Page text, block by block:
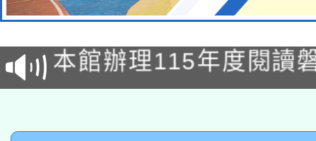
招甄選結果公告(無人
招)
適應運動共學行動站研
本館辦理115年度閱讀
暨閱讀推動專業研習
科技賦能─人工智慧
礎課程